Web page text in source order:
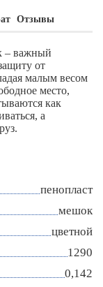
Отзывы
– важный
от
малым весом
место,
как
а
пенопласт
мешок
цветной
1290
0,142